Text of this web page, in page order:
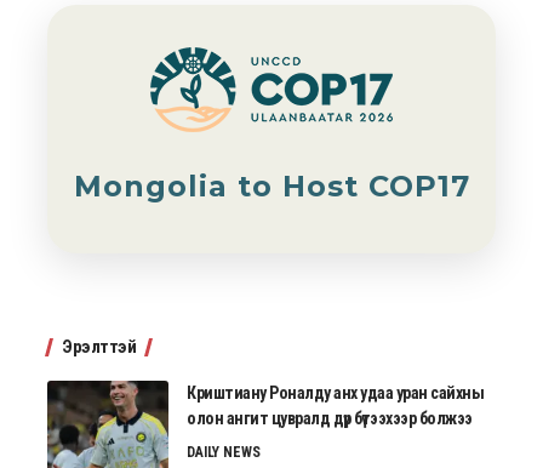
Mongolia to Host COP17
Эрэлттэй
Криштиану Роналду анх удаа уран сайхны
олон ангит цувралд дүр бүтээхээр болжээ
DAILY NEWS